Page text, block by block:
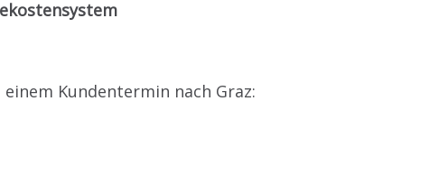
Kundentermin nach Graz: